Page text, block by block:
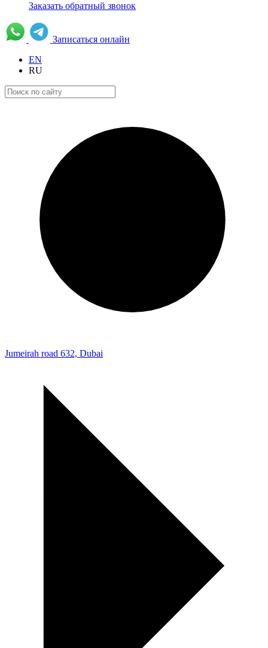
Заказать обратный звонок
Записаться онлайн
EN
RU
Jumeirah road 632, Dubai